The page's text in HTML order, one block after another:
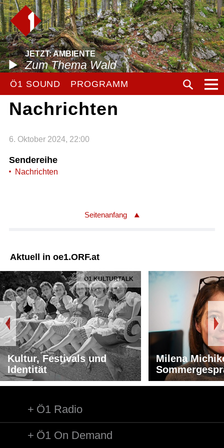
JETZT: AMBIENTE
Zum Thema Wald
Ö1 SOUND PROGRAMM
Nachrichten
6. Oktober 2024, 22:00
Sendereihe
Nachrichten
Seitenanfang
Aktuell in oe1.ORF.at
Ö1 KULTURTALK
Kultur, Festivals und
Identität
Milena
Ö1 Radio
Ö1 On Demand